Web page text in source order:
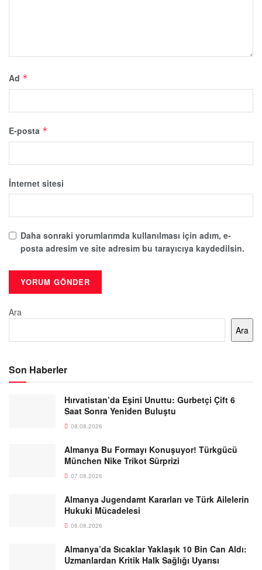
Ad *
E-posta *
İnternet sitesi
Daha sonraki yorumlarımda kullanılması için adım, e-
posta adresim ve site adresim bu tarayıcıya kaydedilsin.
Ara
Ara
Son Haberler
Hırvatistan’da Eşini Unuttu: Gurbetçi Çift 6
Saat Sonra Yeniden Buluştu
08.08.2026
Almanya Bu Formayı Konuşuyor! Türkgücü
München Nike Trikot Sürprizi
07.08.2026
Almanya Jugendamt Kararları ve Türk Ailelerin
Hukuki Mücadelesi
06.08.2026
Almanya’da Sıcaklar Yaklaşık 10 Bin Can Aldı:
Uzmanlardan Kritik Halk Sağlığı Uyarısı